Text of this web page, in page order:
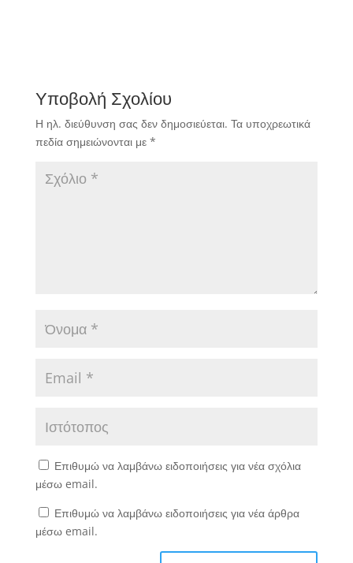
Υποβολή Σχολίου
Η ηλ. διεύθυνση σας δεν δημοσιεύεται. Τα υποχρεωτικά
πεδία σημειώνονται με *
Επιθυμώ να λαμβάνω ειδοποιήσεις για νέα σχόλια
μέσω email.
Επιθυμώ να λαμβάνω ειδοποιήσεις για νέα άρθρα
μέσω email.